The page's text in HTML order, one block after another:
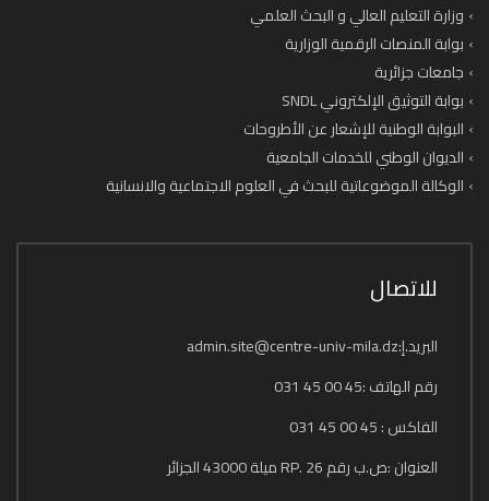
وزارة التعليم العالي و البحث العلمي
بوابة المنصات الرقمية الوزارية
جامعات جزائرية
بوابة التوثيق الإلكتروني SNDL
البوابة الوطنية للإشعار عن الأطروحات
الديوان الوطني للخدمات الجامعية
الوكالة الموضوعاتية للبحث في العلوم الاجتماعية والانسانية
للاتصال
البريد.إ:admin.site@centre-univ-mila.dz
رقم الهاتف :45 00 45 031
الفاكس : 45 00 45 031
العنوان :ص.ب رقم 26 .RP ميلة 43000 الجزائر